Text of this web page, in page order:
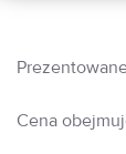
Cena